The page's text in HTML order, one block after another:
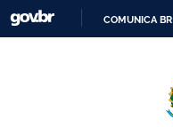
COMUNICA BR